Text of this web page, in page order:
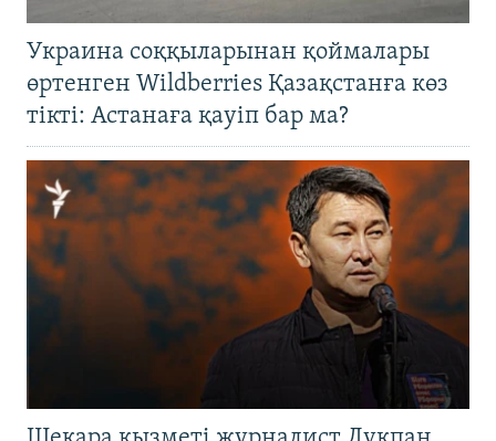
Украина соққыларынан қоймалары
өртенген Wildberries Қазақстанға көз
тікті: Астанаға қауіп бар ма?